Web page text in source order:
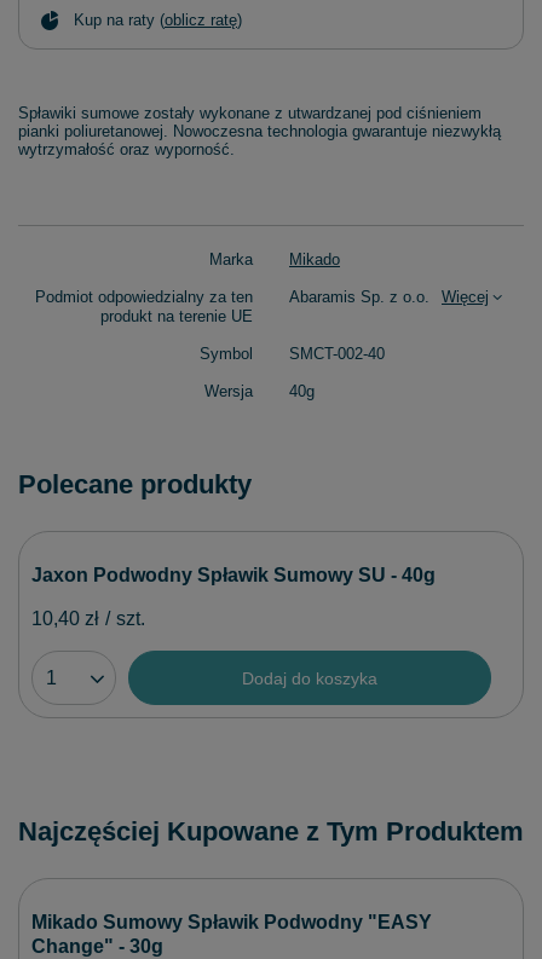
Kup na raty (oblicz ratę)
Spławiki sumowe zostały wykonane z utwardzanej pod ciśnieniem
pianki poliuretanowej. Nowoczesna technologia gwarantuje niezwykłą
wytrzymałość oraz wyporność.
Marka Mikado
Podmiot odpowiedzialny za ten
produkt na terenie UE
Abaramis Sp. z o.o. Więcej
Symbol SMCT-002-40
Wersja 40g
Polecane produkty
Jaxon Podwodny Spławik Sumowy SU - 40g
10,40 zł / szt.
Dodaj do koszyka
Najczęściej Kupowane z Tym Produktem
Mikado Sumowy Spławik Podwodny "EASY
Change" - 30g